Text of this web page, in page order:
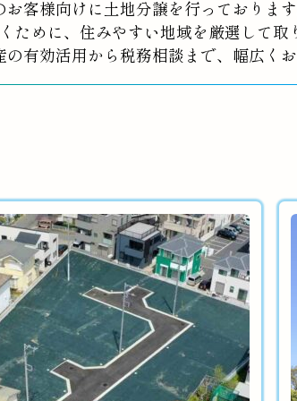
客様向けに土地分譲を行っております
めに、住みやすい地域を厳選して取
有効活用から税務相談まで、幅広く